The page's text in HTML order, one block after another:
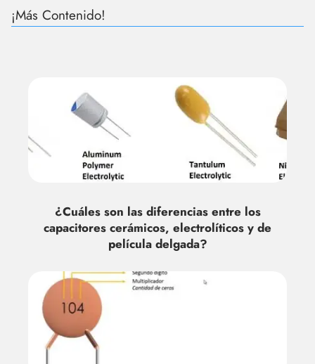
¡Más Contenido!
¿Cuáles son las diferencias entre los
capacitores cerámicos, electrolíticos y de
película delgada?